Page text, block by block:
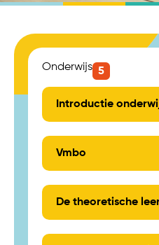
Onderwijs 5
Introductie
Vmbo
De theoretische